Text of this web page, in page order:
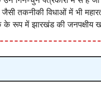
तकनीकी विधाओं में भी
रूप में झारखंड की जनपक्षीय